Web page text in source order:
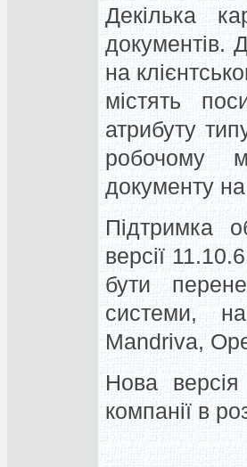
Декілька
документів.
на
містять
атрибуту
робочому
документу
Підтримка
версії
бути
системи,
Mandriva,
Нова
компанії в